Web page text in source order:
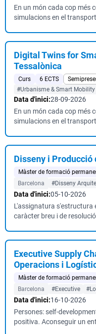
En un món cada cop més
simulacions en el
Digital Twins for
Tessalònica
Curs 6 ECTS
#Urbanisme & Smart Mobility
Data d'inici:28-09-2026
En un món cada cop més
simulacions en el
Disseny i Producció
Màster de formació
Barcelona
#Disseny
Data d'inici:05-10-2026
L'assignatura s'estructura
caràcter breu i de
Executive Supply
Operacions i
Màster de formació
Barcelona
#Executive
Data d'inici:16-10-2026
Persones: self-
positiva. Aconseguir un